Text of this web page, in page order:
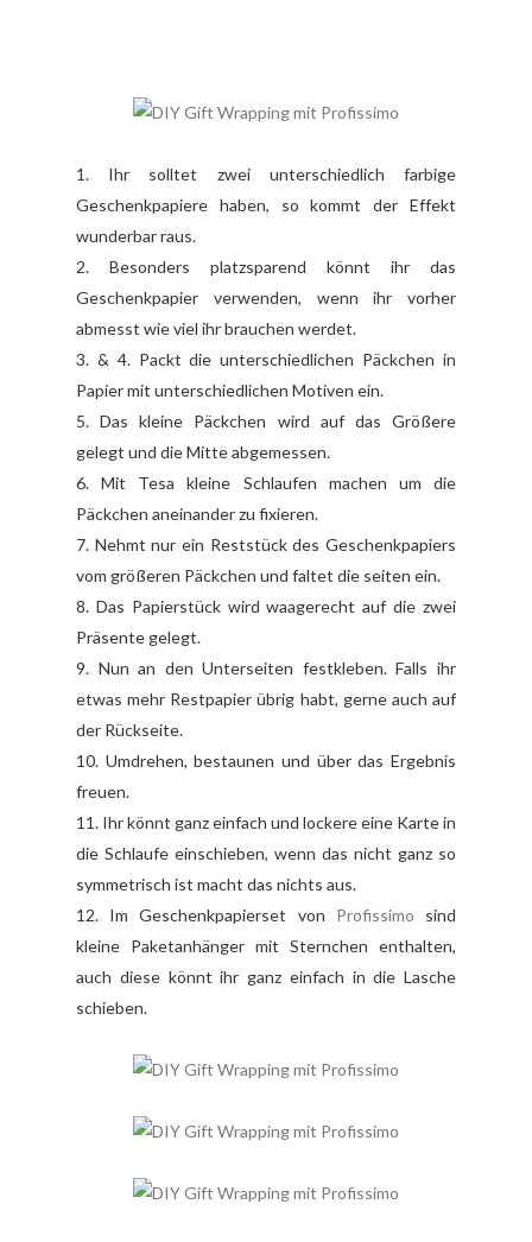
1. Ihr solltet zwei unterschiedlich farbige
Geschenkpapiere haben, so kommt der Effekt
wunderbar raus.
2. Besonders platzsparend könnt ihr das
Geschenkpapier verwenden, wenn ihr vorher
abmesst wie viel ihr brauchen werdet.
3. & 4. Packt die unterschiedlichen Päckchen in
Papier mit unterschiedlichen Motiven ein.
5. Das kleine Päckchen wird auf das Größere
gelegt und die Mitte abgemessen.
6. Mit Tesa kleine Schlaufen machen um die
Päckchen aneinander zu fixieren.
7. Nehmt nur ein Reststück des Geschenkpapiers
vom größeren Päckchen und faltet die seiten ein.
8. Das Papierstück wird waagerecht auf die zwei
Präsente gelegt.
9. Nun an den Unterseiten festkleben. Falls ihr
etwas mehr Restpapier übrig habt, gerne auch auf
der Rückseite.
10. Umdrehen, bestaunen und über das Ergebnis
freuen.
11. Ihr könnt ganz einfach und lockere eine Karte in
die Schlaufe einschieben, wenn das nicht ganz so
symmetrisch ist macht das nichts aus.
12. Im Geschenkpapierset von Profissimo sind
kleine Paketanhänger mit Sternchen enthalten,
auch diese könnt ihr ganz einfach in die Lasche
schieben.